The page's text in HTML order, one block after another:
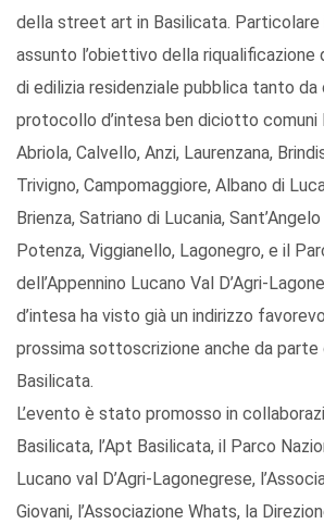
della street art in Basilicata. Particolare
assunto l’obiettivo della riqualificazione
di edilizia residenziale pubblica tanto da
protocollo d’intesa ben diciotto comuni
Abriola, Calvello, Anzi, Laurenzana,
Trivigno, Campomaggiore, Albano di
Brienza, Satriano di Lucania,
Potenza, Viggianello, Lagonegro, e il
dell’Appennino Lucano Val D’Agri-
d’intesa ha visto già un indirizzo
prossima sottoscrizione anche da parte
Basilicata.
L’evento è stato promosso in
Basilicata, l’Apt Basilicata, il Parco
Lucano val D’Agri-Lagonegrese,
Giovani, l’Associazione Whats, la